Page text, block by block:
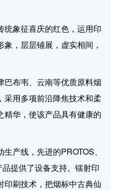
统象征喜庆的红色，运用印
，层层铺展，虚实相间，
巴布韦、云南等优质原料烟
采用多项前沿降焦技术和柔
精华，使该产品具有健康的
产线，先进的PROTOS、
提供了设备支持。镭射印
印刷技术，把烟标中古典仙